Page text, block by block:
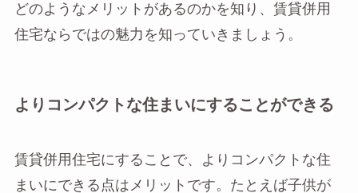
どのようなメリットがあるのかを知り、賃貸併用
住宅ならではの魅力を知っていきましょう。
よりコンパクトな住まいにすることができる
賃貸併用住宅にすることで、よりコンパクトな住
まいにできる点はメリットです。たとえば子供が